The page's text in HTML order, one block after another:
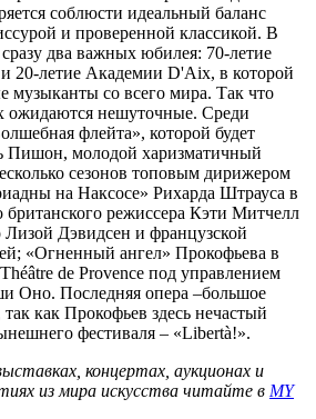
соблюсти идеальный баланс
и проверенной классикой. В
два важных юбилея: 70-летие
и 20-летие Академии D'Aix, в которой
музыканты со всего мира. Так что
ожидаются нешуточные. Среди
флейта», которой будет
Пишон, молодой харизматичный
сезонов топовым дирижером
на Наксосе» Рихарда Штрауса в
британского режиссера Кэти Митчелл
Дэвидсен и французской
«Огненный ангел» Прокофьева в
de Provence под управлением
Оно. Последняя опера –большое
как Прокофьев здесь нечастый
фестиваля – «Libertà!».
концертах, аукционах и
из мира искусства читайте в MY